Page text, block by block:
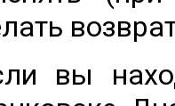
вы